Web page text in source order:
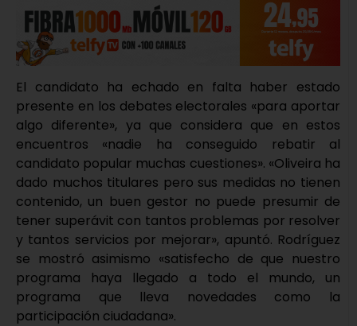
El candidato ha echado en falta haber estado
presente en los debates electorales «para aportar
algo diferente», ya que considera que en estos
encuentros «nadie ha conseguido rebatir al
candidato popular muchas cuestiones». «Oliveira ha
dado muchos titulares pero sus medidas no tienen
contenido, un buen gestor no puede presumir de
tener superávit con tantos problemas por resolver
y tantos servicios por mejorar», apuntó. Rodríguez
se mostró asimismo «satisfecho de que nuestro
programa haya llegado a todo el mundo, un
programa que lleva novedades como la
participación ciudadana».